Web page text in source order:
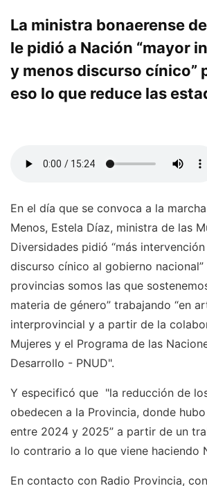
La ministra bonaerense
le pidió a Nación “mayor
y menos discurso cínico”
eso lo que reduce las
En el día que se convoca a la
Menos, Estela Díaz, ministra de las
Diversidades pidió “más
discurso cínico al gobierno nacional”
provincias somos las que
materia de género” trabajando “en
interprovincial y a partir de la
Mujeres y el Programa de las
Desarrollo - PNUD".
Y especificó que "la reducción de
obedecen a la Provincia, donde
entre 2024 y 2025” a partir de un
lo contrario a lo que viene haciendo
En contacto con Radio Provincia,